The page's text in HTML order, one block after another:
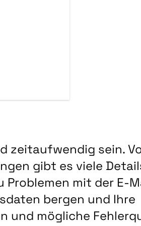
zeitaufwendig sein.
gibt es viele
mit der E-
bergen und Ihre
und mögliche